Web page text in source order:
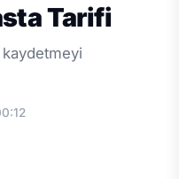
Tarifi